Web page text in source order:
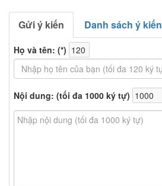
Gửi ý kiến Danh sách ý kiến
Họ và tên: (*)
Nội dung: (tối đa 1000 ký tự)